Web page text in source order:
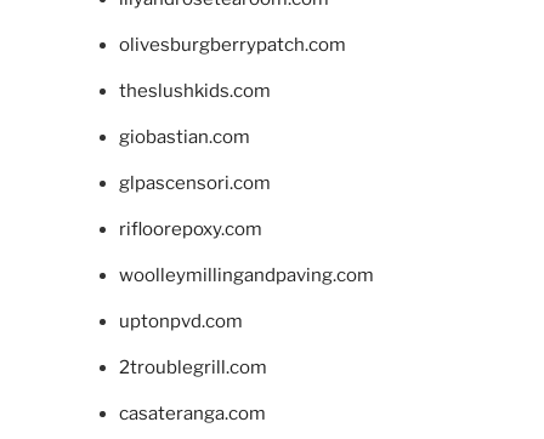
olivesburgberrypatch.com
theslushkids.com
giobastian.com
glpascensori.com
rifloorepoxy.com
woolleymillingandpaving.com
uptonpvd.com
2troublegrill.com
casateranga.com